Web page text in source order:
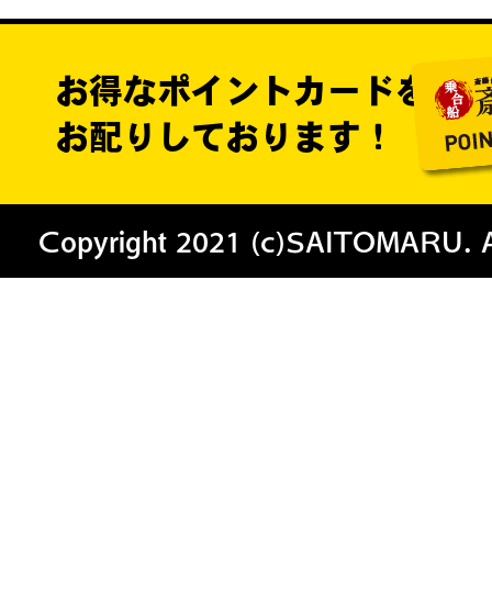
お得なポイントカードを
お配りしております！
Copyright 2021 (c)SAITOMARU.